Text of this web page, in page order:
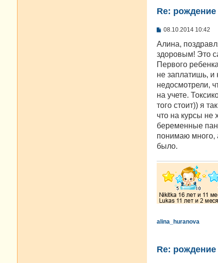
Re:
С
о
щ
е
и
е
08.10.2014 10:42
Алина,
здоровым! Это
Первого
не заплатишь, и
недосмотрели,
на учете.
того стоит)) я
что на курсы
беременные
понимаю много,
было.
alina_huranova
Re: